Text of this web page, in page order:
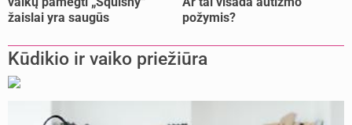
žaislai yra saugūs
požymis?
Kūdikio ir vaiko priežiūra